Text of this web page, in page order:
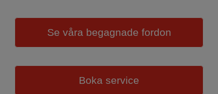
Se våra begagnade fordon
Boka service